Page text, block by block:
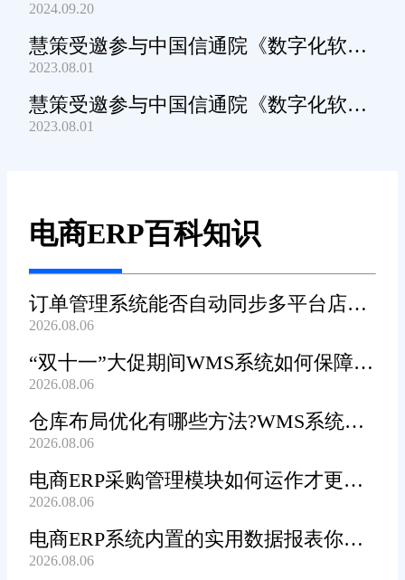
态交流会深圳站圆满举办
2024.09.20
慧策受邀参与中国信通院《数字化软件
产品及服务能力》规范编制工作
2023.08.01
慧策受邀参与中国信通院《数字化软件
产品及服务能力》规范编制工作
2023.08.01
电商ERP百科知识
订单管理系统能否自动同步多平台店铺
订单?
2026.08.06
“双十一”大促期间WMS系统如何保障发
货效率?
2026.08.06
仓库布局优化有哪些方法?WMS系统能
辅助规划吗?
2026.08.06
电商ERP采购管理模块如何运作才更加
高效顺畅?
2026.08.06
电商ERP系统内置的实用数据报表你都
知道哪些?
2026.08.06